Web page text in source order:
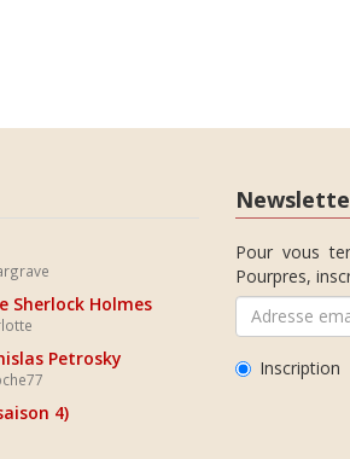
Sherlock Holmes
Petrosky
4)
Pour vous
Pourpres,
Inscription